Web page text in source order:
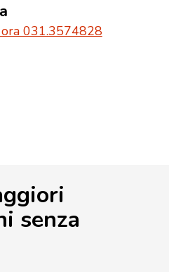
ora 031.3574828
senza